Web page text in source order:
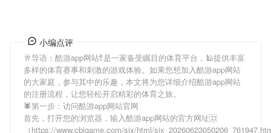
小编点评
🥂导语： 酷游app网站🚏是一家备受瞩目的体育平台，🕌提供丰富
多样的体育赛事和刺激的游戏体验。如果您想加入酷游app网站
的大家庭，参与其中的乐趣，本文将为您详细介绍酷游app网站
的注册流程，让您轻松开启精彩的体育之旅。
🕷第一步：访问酷游app网站官网
首先，打开您的浏览器，输入酷游app网站的官方网址🈁
（https://www.cbigame.com/six/html/